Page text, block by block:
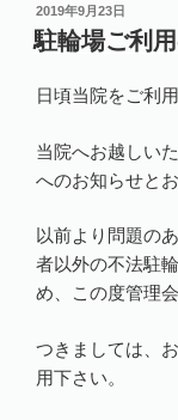
投
稿
日:
2019年9月23日
駐輪場ご利
日頃当院をご利
当院へお越しい
へのお知らせとお
以前より問題の
者以外の不法駐
め、この度管理
つきましては、
用下さい。